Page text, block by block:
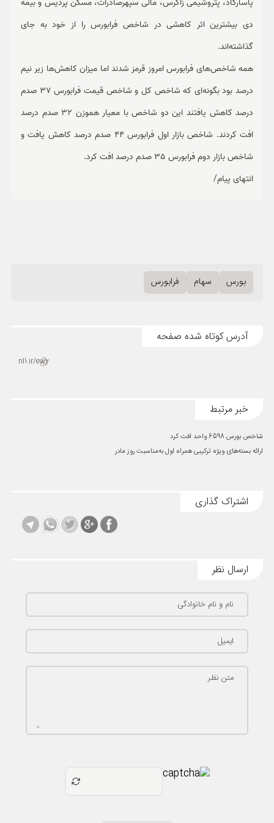
پاسارگاد، پتروشیمی زاگرس، مالی سپهرصادرات، مسکن پردیس و بیمه
دی بیشترین اثر کاهشی در شاخص فرابورس را از خود به جای
گذاشته‌اند.
همه شاخص‌های فرابورس امروز قرمز شدند اما میزان کاهش‌ها زیر نیم
درصد بود بگونه‌ای که شاخص کل و شاخص قیمت فرابورس 37 صدم
درصد کاهش یافتند این دو شاخص با معیار هموزن 32 صدم درصد
افت کردند. شاخص بازار اول فرابورس 44 صدم درصد کاهش یافت و
شاخص بازار دوم فرابورس 35 صدم درصد افت کرد.
انتهای پیام/
بورس سهام فرابورس
آدرس کوتاه شده صفحه
nl1.ir/ewy
خبر مرتبط
شاخص بورس 6598 واحد افت کرد
ارائه بسته‌های ویژه ترکیبی همراه اول به‌مناسبت روز مادر
اشتراک گذاری
ارسال نظر
نام و نام خانوادگی
ایمیل
متن نظر